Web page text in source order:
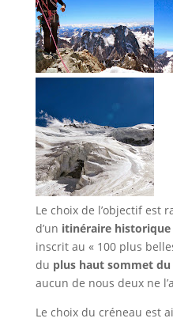
Le choix de l’objectif est
d’un itinéraire historique
inscrit au « 100 plus
du plus haut sommet du
aucun de nous deux ne
Le choix du créneau est